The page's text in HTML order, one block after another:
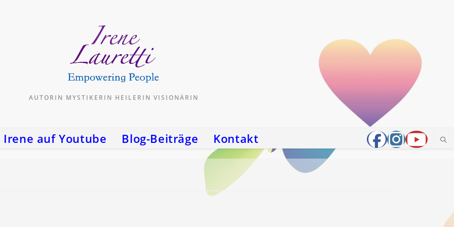
AUTORIN MYSTIKERIN HEILERIN VISIONÄRIN
Irene auf Youtube Blog-Beiträge Kontakt